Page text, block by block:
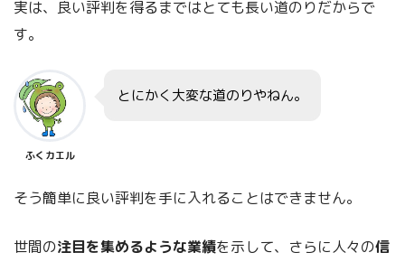
実は、良い評判を得るまではとても長い道のりだからで
す。
ふくカエル
とにかく大変な道のりやねん。
そう簡単に良い評判を手に入れることはできません。
世間の注目を集めるような業績を示して、さらに人々の信